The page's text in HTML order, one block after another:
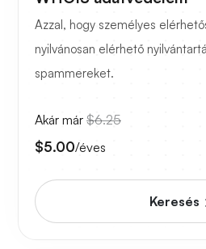
Azzal, hogy személyes
nyilvánosan elérhető
spammereket.
Akár már $6.25
$5.00/éves
Keresés